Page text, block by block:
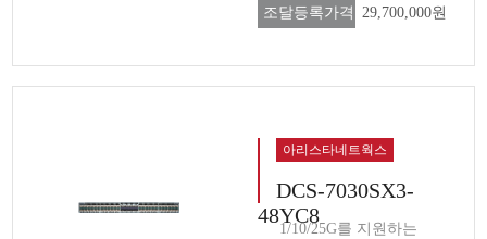
조달등록가격 29,700,000원
아리스타네트웍스
DCS-7030SX3-
48YC8
1/10/25G를 지원하는